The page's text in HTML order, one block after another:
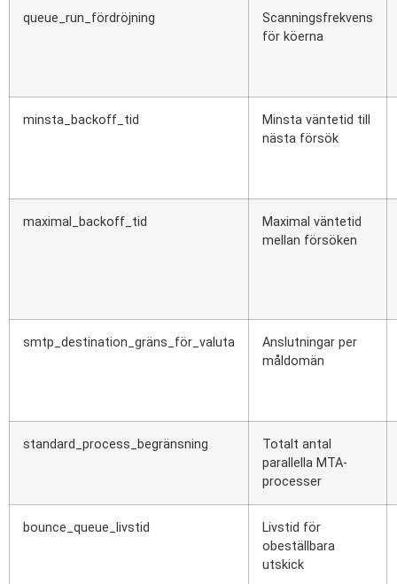
queue_run_fördröjning
Scanningsfrekvens
för köerna
minsta_backoff_tid
Minsta väntetid till
nästa försök
maximal_backoff_tid
Maximal väntetid
mellan försöken
smtp_destination_gräns_för_valuta
Anslutningar per
måldomän
standard_process_begränsning
Totalt antal
parallella MTA-
processer
bounce_queue_livstid
Livstid för
obeställbara
utskick